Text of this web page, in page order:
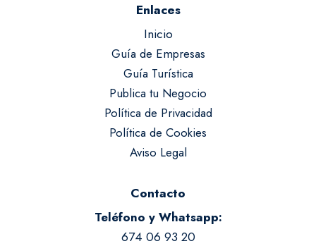
Enlaces
Inicio
Guía de Empresas
Guía Turística
Publica tu Negocio
Política de Privacidad
Política de Cookies
Aviso Legal
Contacto
Teléfono y Whatsapp:
674 06 93 20